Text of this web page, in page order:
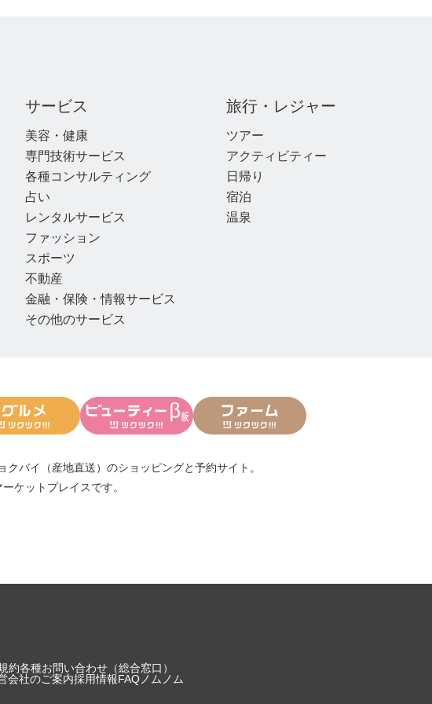
サービス
美容・健康
専門技術サービス
各種コンサルティング
占い
レンタルサービス
ファッション
スポーツ
不動産
金融・保険・情報サービス
その他のサービス
旅行・レジャー
ツアー
アクティビティー
日帰り
宿泊
温泉
クバイ（産地直送） のショッピングと予約サイト。
ケットプレイスです。
約各種お問い合わせ（総合窓口）
会社のご案内採用情報FAQ ノムノム